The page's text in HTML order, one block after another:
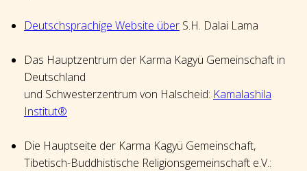
Deutschsprachige Website über S.H. Dalai Lama
Das Hauptzentrum der Karma Kagyü Gemeinschaft in
Deutschland
und Schwesterzentrum von Halscheid: Kamalashila
Institut®
Die Hauptseite der Karma Kagyü Gemeinschaft,
Tibetisch-Buddhistische Religionsgemeinschaft e.V.: